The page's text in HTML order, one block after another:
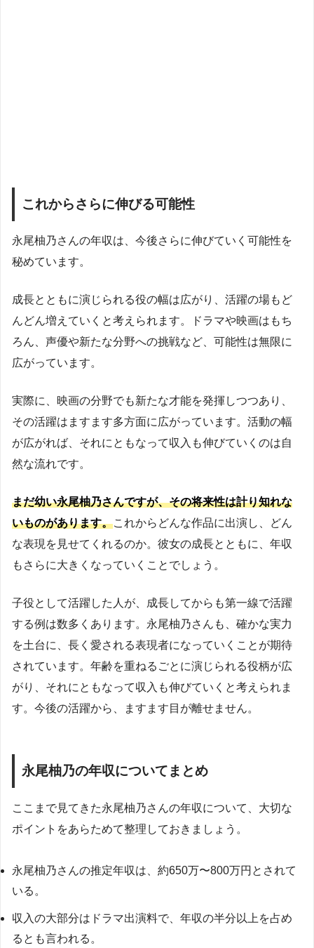
これからさらに伸びる可能性
永尾柚乃さんの年収は、今後さらに伸びていく可能性を
秘めています。
成長とともに演じられる役の幅は広がり、活躍の場もど
んどん増えていくと考えられます。ドラマや映画はもち
ろん、声優や新たな分野への挑戦など、可能性は無限に
広がっています。
実際に、映画の分野でも新たな才能を発揮しつつあり、
その活躍はますます多方面に広がっています。活動の幅
が広がれば、それにともなって収入も伸びていくのは自
然な流れです。
まだ幼い永尾柚乃さんですが、その将来性は計り知れな
いものがあります。これからどんな作品に出演し、どん
な表現を見せてくれるのか。彼女の成長とともに、年収
もさらに大きくなっていくことでしょう。
子役として活躍した人が、成長してからも第一線で活躍
する例は数多くあります。永尾柚乃さんも、確かな実力
を土台に、長く愛される表現者になっていくことが期待
されています。年齢を重ねるごとに演じられる役柄が広
がり、それにともなって収入も伸びていくと考えられま
す。今後の活躍から、ますます目が離せません。
永尾柚乃の年収についてまとめ
ここまで見てきた永尾柚乃さんの年収について、大切な
ポイントをあらためて整理しておきましょう。
永尾柚乃さんの推定年収は、約650万〜800万円とされて
いる。
収入の大部分はドラマ出演料で、年収の半分以上を占め
るとも言われる。